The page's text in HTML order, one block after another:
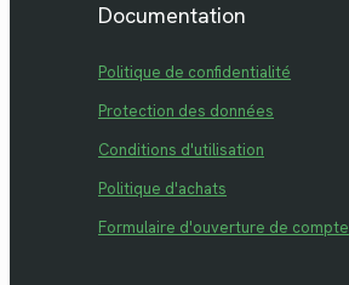
Documentation
Politique de confidentialité
Protection des données
Conditions d'utilisation
Politique d'achats
Formulaire d'ouverture de compte